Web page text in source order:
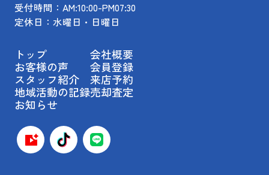
受付時間：AM:10:00-PM07:30
定休日：水曜日・日曜日
トップ
お客様の声
スタッフ紹介
地域活動の記録
お知らせ
会社概要
会員登録
来店予約
売却査定